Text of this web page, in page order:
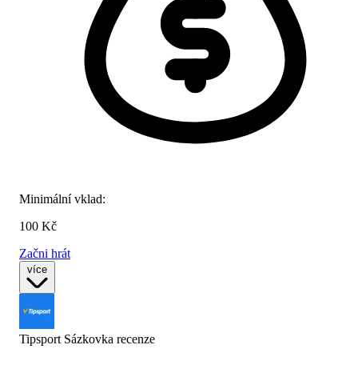
Minimální vklad:
100 Kč
Začni hrát
více
Tipsport Sázkovka recenze